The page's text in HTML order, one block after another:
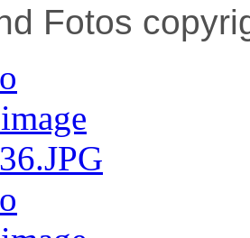
Fotos